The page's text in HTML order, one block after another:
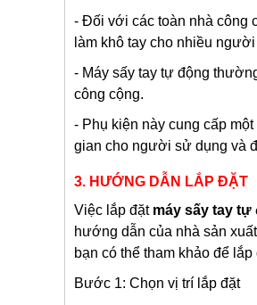
- Đối với các toàn nhà công
làm khô tay cho nhiều
- Máy sấy tay tự động
công cộng.
- Phụ kiện này cung cấp
gian cho người sử dụng và
3. HƯỚNG DẪN LẮP ĐẶT
Việc lắp đặt máy sấy tay tự
hướng dẫn của nhà sản
bạn có thể tham khảo để lắp
Bước 1: Chọn vị trí lắp đặt